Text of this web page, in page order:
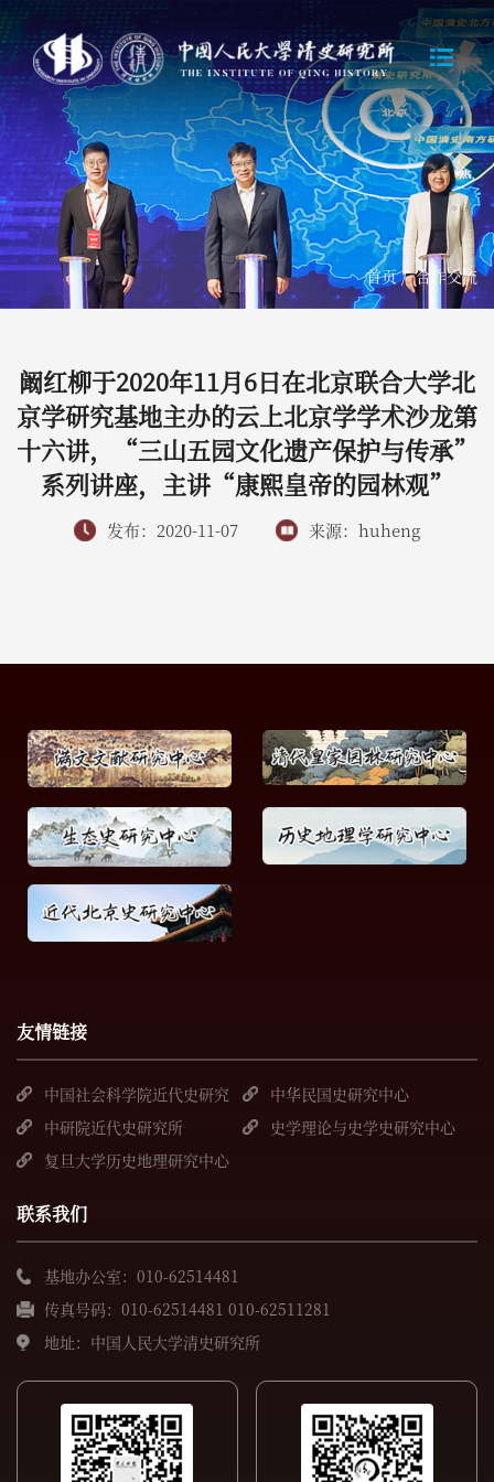
首页/合作交流
阚红柳于2020年11月6日在北京联合大学北
京学研究基地主办的云上北京学学术沙龙第
十六讲，“三山五园文化遗产保护与传承”
系列讲座，主讲“康熙皇帝的园林观”
发布：2020-11-07 来源：huheng
友情链接
中国社会科学院近代史研究
所
中华民国史研究中心
中研院近代史研究所
史学理论与史学史研究中心
复旦大学历史地理研究中心
联系我们
基地办公室：010-62514481
传真号码：010-62514481 010-62511281
地址：中国人民大学清史研究所